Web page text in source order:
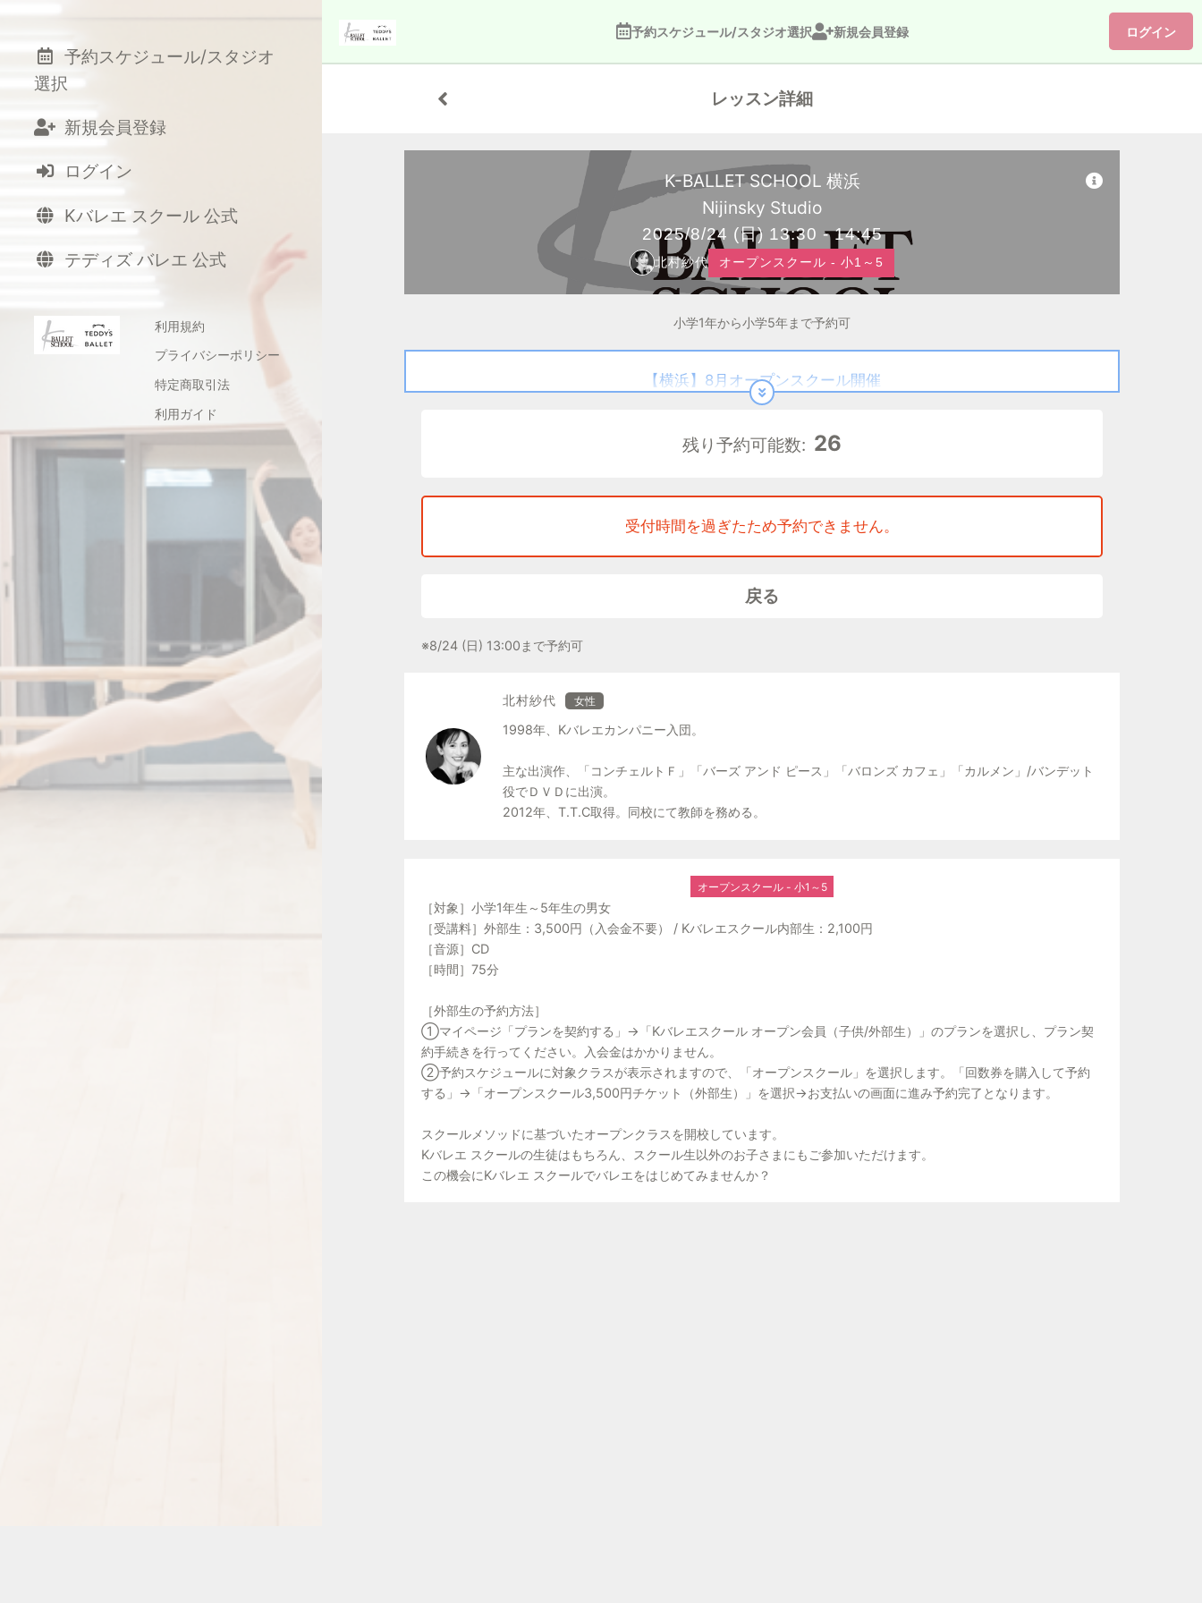
予約スケジュール/スタジオ選択 新規会員登録 ログイン
レッスン詳細
K-BALLET SCHOOL 横浜
Nijinsky Studio
2025/8/24 (日) 13:30 - 14:45
北村紗代 オープンスクール - 小1～5
小学1年から小学5年まで予約可
【横浜】8月オープンスクール開催
K-BALLET SCHOOLでは、スクールメソッドに基づいたオープンスクールを開校しています。
ます。
◆横浜校オープンスクール（BALLET Class）担当：北村紗代
〇外部生について
いただき、必要事項をご入力ください。（※お子様のお名前とご年齢でご登録ください。）
②予約スケジュールに対象クラスが表示されますので、クラスを選択することでレッスンをご予約
いただけます。
〇内部生について
【内部生の予約方法】
ご登録された新システム（受講料お支払いシステム）のご自身のアカウントからオープンクラスの
予約が可能です。
マイページよりレッスンスケジュールをご確認していただきお申込みください。
〇持ち物
タオル、飲み物（自動販売機あり）
残り予約可能数: 26
受付時間を過ぎたため予約できません。
戻る
※8/24 (日) 13:00まで予約可
北村紗代 女性
1998年、Kバレエカンパニー入団。
主な出演作、「コンチェルトＦ」「バーズ アンド ピース」「バロンズ カフェ」「カルメン」/バンデット
役でＤＶＤに出演。
2012年、T.T.C取得。同校にて教師を務める。
オープンスクール - 小1～5
［対象］小学1年生～5年生の男女
［受講料］外部生：3,500円（入会金不要） / Kバレエスクール内部生：2,100円
［音源］CD
［時間］75分
［外部生の予約方法］
①マイページ「プランを契約する」→「Kバレエスクール オープン会員（子供/外部生）」のプランを選択し、プラン契
約手続きを行ってください。入会金はかかりません。
②予約スケジュールに対象クラスが表示されますので、「オープンスクール」を選択します。「回数券を購入して予約
する」→「オープンスクール3,500円チケット（外部生）」を選択→お支払いの画面に進み予約完了となります。
スクールメソッドに基づいたオープンクラスを開校しています。
Kバレエ スクールの生徒はもちろん、スクール生以外のお子さまにもご参加いただけます。
この機会にKバレエ スクールでバレエをはじめてみませんか？
予約スケジュール/スタジオ
選択
新規会員登録
ログイン
Kバレエ スクール 公式
テディズ バレエ 公式
利用規約
プライバシーポリシー
特定商取引法
利用ガイド